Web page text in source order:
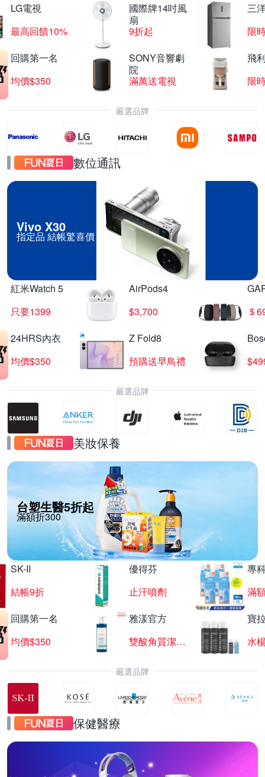
LG電視
最高回饋10%
國際牌14吋風
扇
9折起
三
限
回購第一名
均價$350
SONY音響劇
院
滿萬送電視
飛
限
嚴選品牌
數位通訊
Vivo X30
指定品 結帳驚喜價
紅米Watch 5
只要1399
AirPods4
$3,700
＄
24HRS內衣
均價$350
Z Fold8
預購送早鳥禮
嚴選品牌
美妝保養
台塑生醫5折起
滿額折300
SK-II
結帳9折
優得芬
止汗噴劑
專
滿
回購第一名
均價$350
雅漾官方
雙酸角質潔膚露
寶
水
嚴選品牌
保健醫療